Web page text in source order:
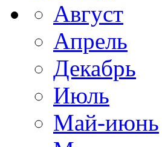
Август
Апрель
Декабрь
Июль
Май-июнь